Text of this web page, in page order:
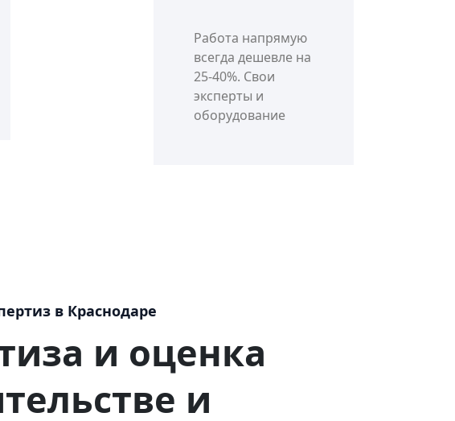
Работа напрямую
всегда дешевле на
25-40%. Свои
эксперты и
оборудование
в Краснодаре
и оценка
и